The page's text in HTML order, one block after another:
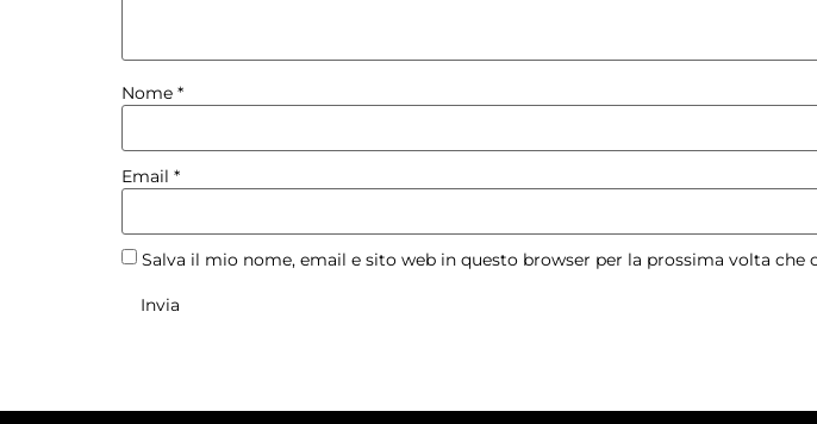
Nome *
Email *
Salva il mio nome, email e sito web in questo browser per la prossima volta che